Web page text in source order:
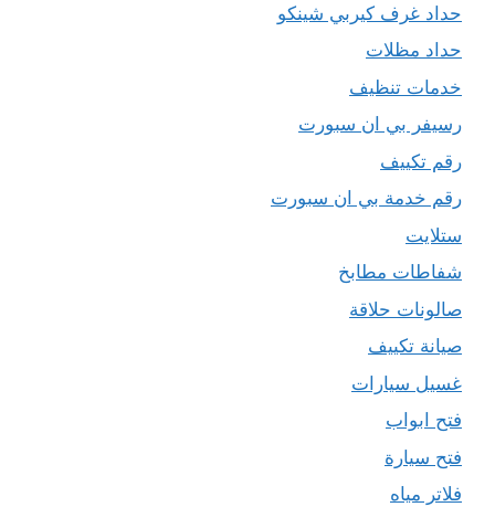
حداد غرف كيربي شينكو
حداد مظلات
خدمات تنظيف
رسيفر بي ان سبورت
رقم تكييف
رقم خدمة بي ان سبورت
ستلايت
شفاطات مطابخ
صالونات حلاقة
صيانة تكييف
غسيل سيارات
فتح ابواب
فتح سيارة
فلاتر مياه